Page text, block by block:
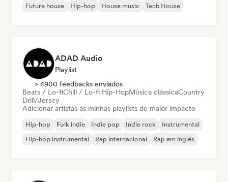
Future house
Hip-hop House music Tech House
ADAD Audio
Playlist
> 4900 feedbacks enviados
Beats / Lo-fiChill / Lo-fi Hip-HopMúsica clássicaCountry
Drill/Jersey
Adicionar artistas às minhas playlists de maior impacto
Hip-hop Folk indie Indie pop Indie rock
Instrumental
Hip-hop instrumental
Rap internacional Rap em inglês